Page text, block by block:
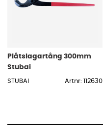
Plåtslagartång 300mm
Stubai
STUBAI Artnr: 112630